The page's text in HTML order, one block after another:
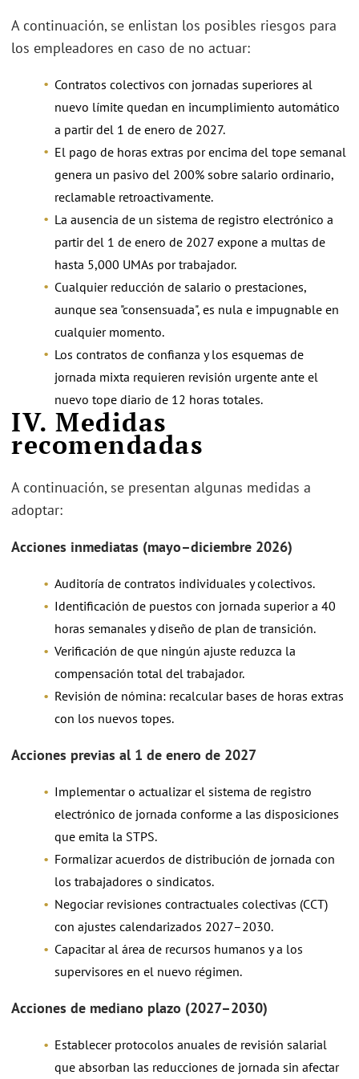
A continuación, se enlistan los posibles riesgos para
los empleadores en caso de no actuar:
Contratos colectivos con jornadas superiores al
nuevo límite quedan en incumplimiento automático
a partir del 1 de enero de 2027.
El pago de horas extras por encima del tope semanal
genera un pasivo del 200% sobre salario ordinario,
reclamable retroactivamente.
La ausencia de un sistema de registro electrónico a
partir del 1 de enero de 2027 expone a multas de
hasta 5,000 UMAs por trabajador.
Cualquier reducción de salario o prestaciones,
aunque sea "consensuada", es nula e impugnable en
cualquier momento.
Los contratos de confianza y los esquemas de
jornada mixta requieren revisión urgente ante el
nuevo tope diario de 12 horas totales.
IV. Medidas
recomendadas
A continuación, se presentan algunas medidas a
adoptar:
Acciones inmediatas (mayo–diciembre 2026)
Auditoría de contratos individuales y colectivos.
Identificación de puestos con jornada superior a 40
horas semanales y diseño de plan de transición.
Verificación de que ningún ajuste reduzca la
compensación total del trabajador.
Revisión de nómina: recalcular bases de horas extras
con los nuevos topes.
Acciones previas al 1 de enero de 2027
Implementar o actualizar el sistema de registro
electrónico de jornada conforme a las disposiciones
que emita la STPS.
Formalizar acuerdos de distribución de jornada con
los trabajadores o sindicatos.
Negociar revisiones contractuales colectivas (CCT)
con ajustes calendarizados 2027–2030.
Capacitar al área de recursos humanos y a los
supervisores en el nuevo régimen.
Acciones de mediano plazo (2027–2030)
Establecer protocolos anuales de revisión salarial
que absorban las reducciones de jornada sin afectar